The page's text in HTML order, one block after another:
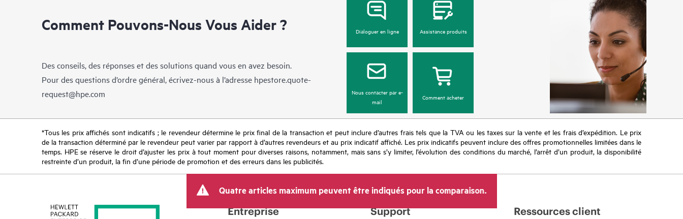
Comment Pouvons-Nous Vous Aider ?
Des conseils, des réponses et des solutions quand vous en avez besoin.
Pour des questions d’ordre général, écrivez-nous à l’adresse hpestore.quote-
request@hpe.com
Dialoguer en ligne Assistance produits
Nous contacter par e-
mail
Comment acheter
*Tous les prix affichés sont indicatifs ; le revendeur détermine le prix final de la transaction et peut inclure d’autres frais tels que la TVA ou les taxes sur la vente et les frais d’expédition. Le prix
de la transaction déterminé par le revendeur peut varier par rapport à d’autres revendeurs et au prix indicatif affiché. Les prix indicatifs peuvent inclure des offres promotionnelles limitées dans le
temps. HPE se réserve le droit d’ajuster les prix à tout moment pour diverses raisons, notamment, mais sans s’y limiter, l’évolution des conditions du marché, l’arrêt d’un produit, la disponibilité
restreinte d’un produit, la fin d’une période de promotion et des erreurs dans les publicités.
Quatre articles maximum peuvent être indiqués pour la comparaison.
Entreprise Support Ressources client